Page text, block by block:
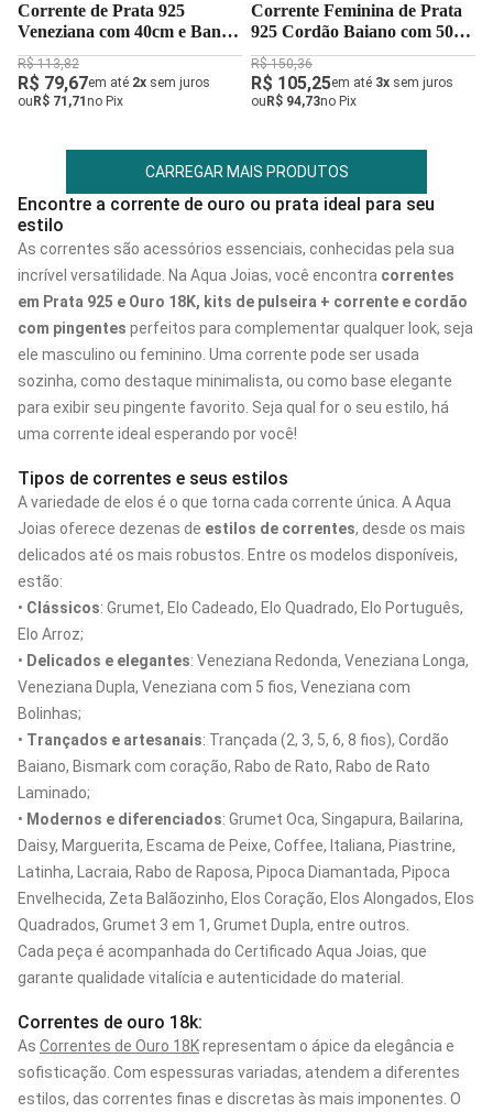
Corrente de Prata 925
Veneziana com 40cm e Banho
de Ródio
R$ 113,82
R$ 79,67em até 2x sem juros
ouR$ 71,71no Pix
Corrente Feminina de Prata
925 Cordão Baiano com 50cm
e 1mm
R$ 150,36
R$ 105,25em até 3x sem juros
ouR$ 94,73no Pix
CARREGAR MAIS PRODUTOS
Encontre a corrente de ouro ou prata ideal para seu
estilo
As correntes são acessórios essenciais, conhecidas pela sua
incrível versatilidade. Na Aqua Joias, você encontra correntes
em Prata 925 e Ouro 18K, kits de pulseira + corrente e cordão
com pingentes perfeitos para complementar qualquer look, seja
ele masculino ou feminino. Uma corrente pode ser usada
sozinha, como destaque minimalista, ou como base elegante
para exibir seu pingente favorito. Seja qual for o seu estilo, há
uma corrente ideal esperando por você!
Tipos de correntes e seus estilos
A variedade de elos é o que torna cada corrente única. A Aqua
Joias oferece dezenas de estilos de correntes, desde os mais
delicados até os mais robustos. Entre os modelos disponíveis,
estão:
• Clássicos: Grumet, Elo Cadeado, Elo Quadrado, Elo Português,
Elo Arroz;
• Delicados e elegantes: Veneziana Redonda, Veneziana Longa,
Veneziana Dupla, Veneziana com 5 fios, Veneziana com
Bolinhas;
• Trançados e artesanais: Trançada (2, 3, 5, 6, 8 fios), Cordão
Baiano, Bismark com coração, Rabo de Rato, Rabo de Rato
Laminado;
• Modernos e diferenciados: Grumet Oca, Singapura, Bailarina,
Daisy, Marguerita, Escama de Peixe, Coffee, Italiana, Piastrine,
Latinha, Lacraia, Rabo de Raposa, Pipoca Diamantada, Pipoca
Envelhecida, Zeta Balãozinho, Elos Coração, Elos Alongados, Elos
Quadrados, Grumet 3 em 1, Grumet Dupla, entre outros.
Cada peça é acompanhada do Certificado Aqua Joias, que
garante qualidade vitalícia e autenticidade do material.
Correntes de ouro 18k:
As Correntes de Ouro 18Krepresentam o ápice da elegância e
sofisticação. Com espessuras variadas, atendem a diferentes
estilos, das correntes finas e discretas às mais imponentes. O